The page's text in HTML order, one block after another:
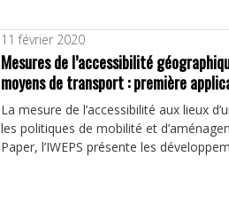
11 février 2020
Mesures de l’accessibilité
moyens de transport : première
La mesure de l’accessibilité aux lieux
les politiques de mobilité et
Paper, l’IWEPS présente les